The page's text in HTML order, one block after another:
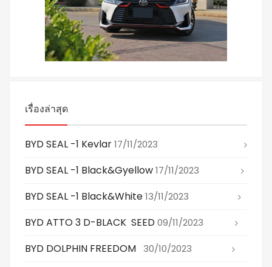
เรื่องล่าสุด
BYD SEAL -1 Kevlar17/11/2023
BYD SEAL -1 Black&gyellow17/11/2023
BYD SEAL -1 Black&white13/11/2023
BYD ATTO 3 D-BLACK SEED09/11/2023
BYD DOLPHIN FREEDOM 30/10/2023